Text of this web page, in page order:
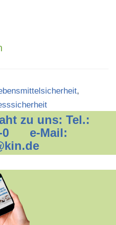
,
zu uns: Tel.:
0 e-Mail: